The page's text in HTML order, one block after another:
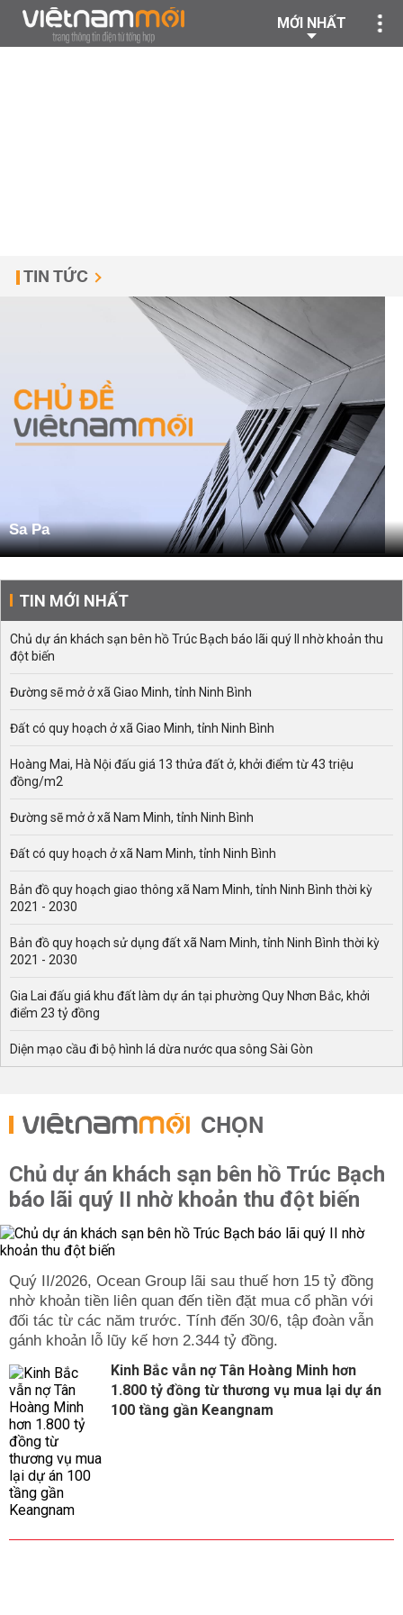
MỚI NHẤT
TIN TỨC
Sa Pa
TIN MỚI NHẤT
Chủ dự án khách sạn bên hồ Trúc Bạch báo lãi quý II nhờ khoản thu
đột biến
Đường sẽ mở ở xã Giao Minh, tỉnh Ninh Bình
Đất có quy hoạch ở xã Giao Minh, tỉnh Ninh Bình
Hoàng Mai, Hà Nội đấu giá 13 thửa đất ở, khởi điểm từ 43 triệu
đồng/m2
Đường sẽ mở ở xã Nam Minh, tỉnh Ninh Bình
Đất có quy hoạch ở xã Nam Minh, tỉnh Ninh Bình
Bản đồ quy hoạch giao thông xã Nam Minh, tỉnh Ninh Bình thời kỳ
2021 - 2030
Bản đồ quy hoạch sử dụng đất xã Nam Minh, tỉnh Ninh Bình thời kỳ
2021 - 2030
Gia Lai đấu giá khu đất làm dự án tại phường Quy Nhơn Bắc, khởi
điểm 23 tỷ đồng
Diện mạo cầu đi bộ hình lá dừa nước qua sông Sài Gòn
CHỌN
Chủ dự án khách sạn bên hồ Trúc Bạch
báo lãi quý II nhờ khoản thu đột biến
Quý II/2026, Ocean Group lãi sau thuế hơn 15 tỷ đồng
nhờ khoản tiền liên quan đến tiền đặt mua cổ phần với
đối tác từ các năm trước. Tính đến 30/6, tập đoàn vẫn
gánh khoản lỗ lũy kế hơn 2.344 tỷ đồng.
Kinh Bắc vẫn nợ Tân Hoàng Minh hơn
1.800 tỷ đồng từ thương vụ mua lại dự án
100 tầng gần Keangnam